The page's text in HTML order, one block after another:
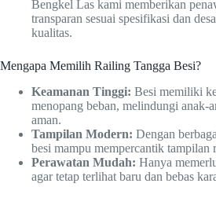
Bengkel Las kami memberikan
transparan sesuai spesifikasi dan
kualitas.
Mengapa Memilih Railing Tangga Besi?
Keamanan Tinggi: Besi memiliki
menopang beban, melindungi anak-
aman.
Tampilan Modern: Dengan
besi mampu mempercantik tampilan
Perawatan Mudah: Hanya
agar tetap terlihat baru dan bebas